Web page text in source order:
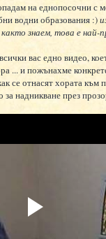
на еднопосочни с
водни образования :)
знаем, това е най-
вас едно видео,
... и пожънахме
се отнасят хората
за надникване през